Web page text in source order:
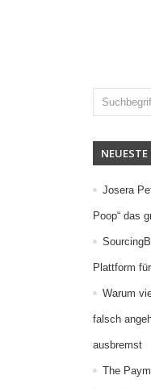
NEUESTE
Josera
Poop“ das
Plattform
Warum
falsch
ausbremst
The